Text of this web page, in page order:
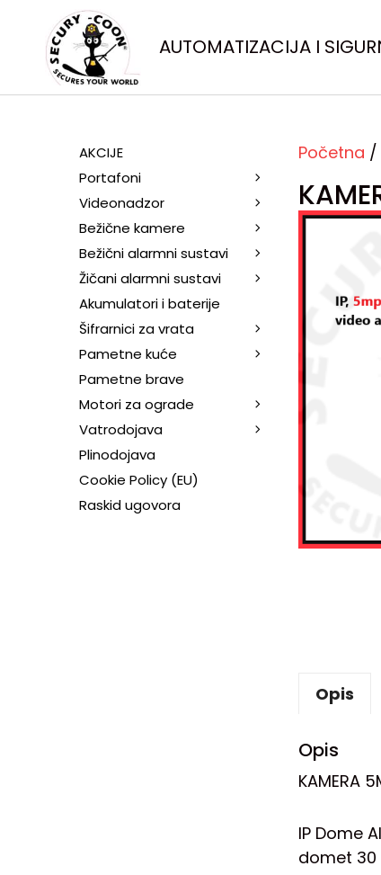
AUTOMATIZACIJA I
Početna /
Opis
Opis
KAMERA
IP Dome
domet 30
AKCIJE
Portafoni
Videonadzor
Bežične kamere
Bežični alarmni sustavi
Žičani alarmni sustavi
Akumulatori i baterije
Šifrarnici za vrata
Pametne kuće
Pametne brave
Motori za ograde
Vatrodojava
Plinodojava
Cookie Policy (EU)
Raskid ugovora